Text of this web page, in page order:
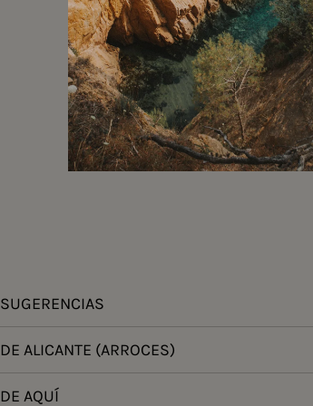
SUGERENCIAS
DE ALICANTE (ARROCES)
DE AQUÍ